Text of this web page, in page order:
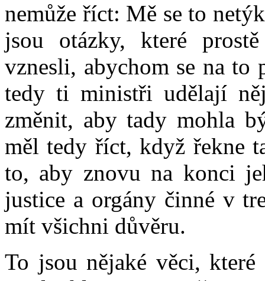
nemůže říct: Mě se to
jsou otázky, které
vznesli, abychom se na
tedy ti ministři udělají
změnit, aby tady mohla
měl tedy říct, když řekne
to, aby znovu na konci
justice a orgány činné v
mít všichni důvěru.
To jsou nějaké věci,